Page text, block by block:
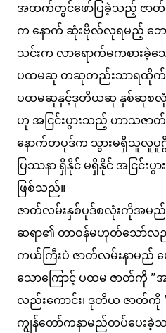
အထက်တွင်ဖော်ပြခဲ့သည့် ဇာတ်
က နောက် ဆုံးဗိုလ်လုရမည့် ဘ
သင်းက လာရောက်မကစားခဲ့သ
ပထမဆု တဆုတည်းသာရထိုက်
ပထမဆုနှင့်ဒုတိယဆု နှစ်ဆုစ
ဟု အငြင်းပွားသည့် ဟာသဇာ
နောက်တပုဒ်က သွားမရှိသူလူပူ
ပြဿနာ ရှိနိုင် မရှိနိုင် အငြင်
ဖြစ်သည်။
ဇာတ်လမ်းနှစ်ပုဒ်စလုံးကိုအမည်
ဆရာ၏ တာဝန်မဟုတ်သော်
ကယ်ကြီးပဲ ဇာတ်လမ်းနာမည် ပေ
သောကြောင့် ပထမ ဇာတ်ကို "
လည်းကောင်း၊ ဒုတိယ ဇာတ်
ကျွန်တော်ကနာမည်တပ်ပေးခဲ့